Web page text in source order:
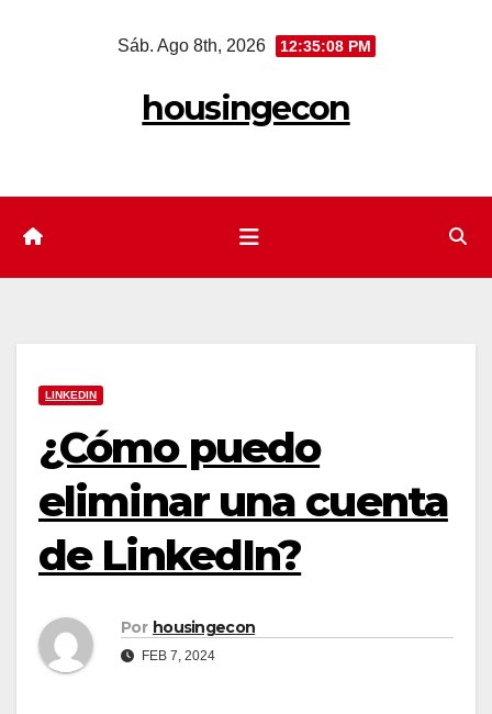
Sáb. Ago 8th, 2026 12:35:09 PM
housingecon
LINKEDIN
¿Cómo puedo
eliminar una cuenta
de LinkedIn?
Por housingecon
FEB 7, 2024